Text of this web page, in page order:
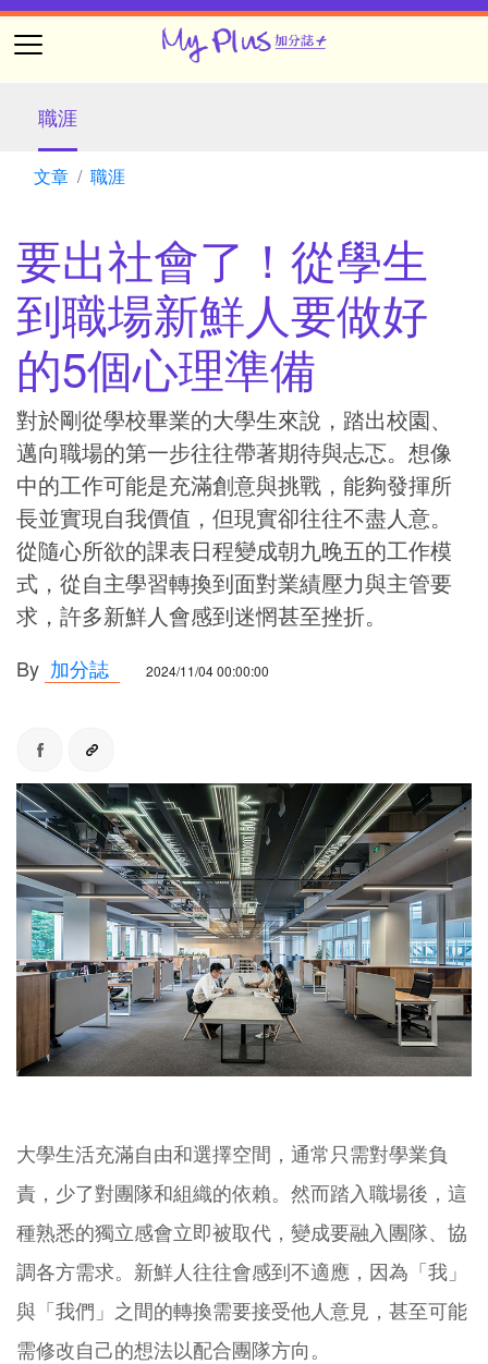
職涯
文章 職涯
要出社會了！從學生
到職場新鮮人要做好
的5個心理準備
對於剛從學校畢業的大學生來說，踏出校園、
邁向職場的第一步往往帶著期待與忐忑。想像
中的工作可能是充滿創意與挑戰，能夠發揮所
長並實現自我價值，但現實卻往往不盡人意。
從隨心所欲的課表日程變成朝九晚五的工作模
式，從自主學習轉換到面對業績壓力與主管要
求，許多新鮮人會感到迷惘甚至挫折。
By 加分誌 2024/11/04 00:00:00
大學生活充滿自由和選擇空間，通常只需對學業負
責，少了對團隊和組織的依賴。然而踏入職場後，這
種熟悉的獨立感會立即被取代，變成要融入團隊、協
調各方需求。新鮮人往往會感到不適應，因為「我」
與「我們」之間的轉換需要接受他人意見，甚至可能
需修改自己的想法以配合團隊方向。